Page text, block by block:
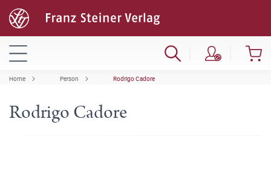
Home Person Rodrigo Cadore
Rodrigo Cadore